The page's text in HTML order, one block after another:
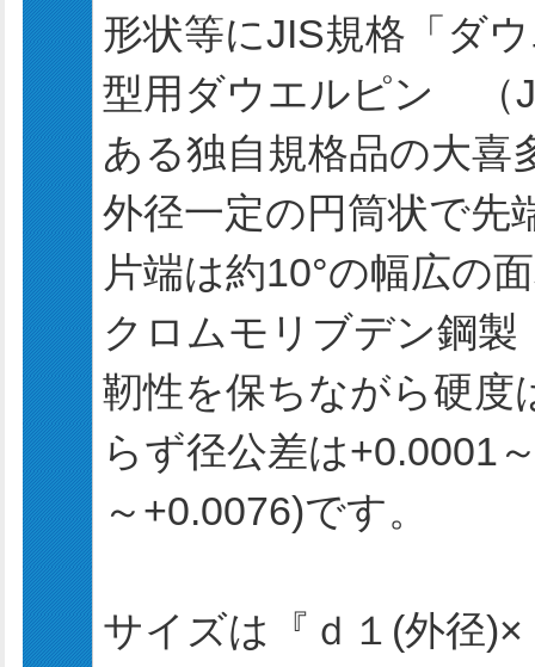
形状等にJIS規格「ダ
型用ダウエルピン （
ある独自規格品の大喜
外径一定の円筒状で先
片端は約10°の幅広の
クロムモリブデン鋼製
靭性を保ちながら硬度
らず径公差は+0.0001
～+0.0076)です。
サイズは『ｄ１(外径